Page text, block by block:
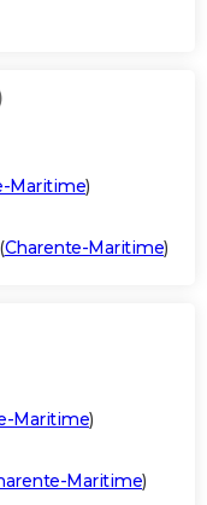
Maritime)
(Charente-Maritime)
Maritime)
Maritime)